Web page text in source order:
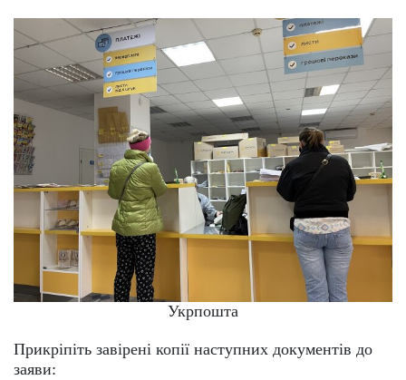
Укрпошта
Прикріпіть завірені копії наступних документів до
заяви: